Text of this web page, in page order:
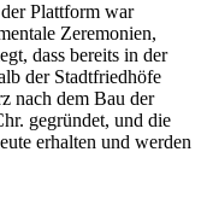
Plattform war
Zeremonien,
dass bereits in der
der Stadtfriedhöfe
nach dem Bau der
gegründet, und die
erhalten und werden